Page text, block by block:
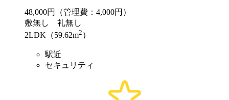
48,000円（管理費：4,000円）
敷無し 礼無し
2LDK（59.62m2 ）
駅近
セキュリティ